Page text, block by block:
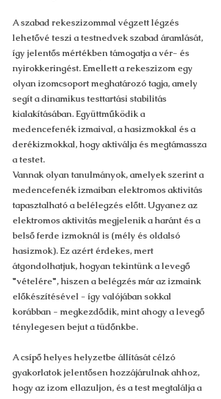
A szabad rekeszizommal végzett légzés
lehetővé teszi a testnedvek szabad áramlását,
így jelentős mértékben támogatja a vér- és
nyirokkeringést. Emellett a rekeszizom egy
olyan izomcsoport meghatározó tagja, amely
segít a dinamikus testtartási stabilitás
kialakításában. Együttműködik a
medencefenék izmaival, a hasizmokkal és a
derékizmokkal, hogy aktiválja és megtámassza
a testet.
Vannak olyan tanulmányok, amelyek szerint a
medencefenék izmaiban elektromos aktivitás
tapasztalható a belélegzés előtt. Ugyanez az
elektromos aktivitás megjelenik a haránt és a
belső ferde izmoknál is (mély és oldalsó
hasizmok). Ez azért érdekes, mert
átgondolhatjuk, hogyan tekintünk a levegő
"vételére", hiszen a belégzés már az izmaink
előkészítésével - így valójában sokkal
korábban - megkezdődik, mint ahogy a levegő
ténylegesen bejut a tüdőnkbe.
A csípő helyes helyzetbe állítását célzó
gyakorlatok jelentősen hozzájárulnak ahhoz,
hogy az izom ellazuljon, és a test megtalálja a